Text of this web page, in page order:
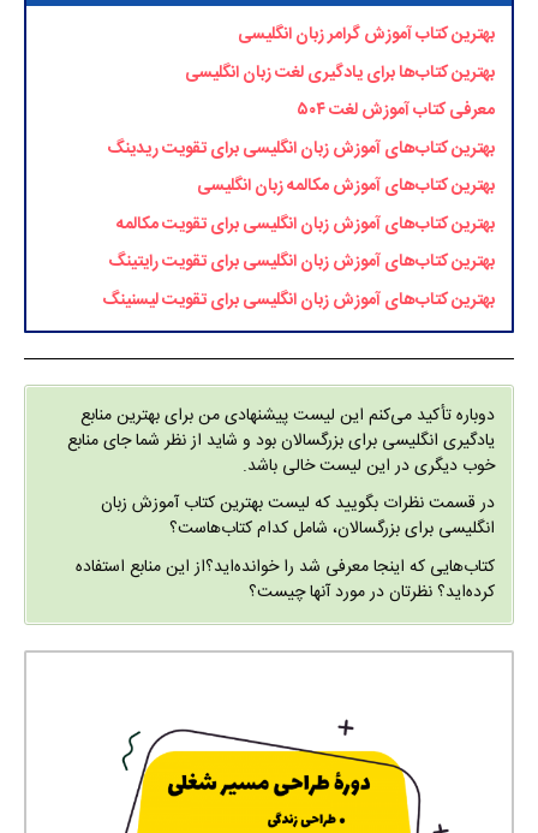
بهترین کتاب آموزش گرامر زبان انگلیسی
بهترین کتاب‌ها برای یادگیری لغت زبان انگلیسی
معرفی کتاب آموزش لغت ۵۰۴
بهترین کتاب‌های آموزش زبان انگلیسی برای تقویت ریدینگ
بهترین کتاب‌های آموزش مکالمه زبان انگلیسی
بهترین کتاب‌های آموزش زبان انگلیسی برای تقویت مکالمه
بهترین کتاب‌های آموزش زبان انگلیسی برای تقویت رایتینگ
بهترین کتاب‌های آموزش زبان انگلیسی برای تقویت لیسنینگ
دوباره تأکید می‌کنم این لیست پیشنهادی من برای بهترین منابع
یادگیری انگلیسی برای بزرگسالان بود و شاید از نظر شما جای منابع
خوب دیگری در این لیست خالی باشد.
در قسمت نظرات بگویید که لیست بهترین کتاب آموزش زبان
انگلیسی برای بزرگسالان، شامل کدام کتاب‌هاست؟
کتاب‌هایی که اینجا معرفی شد را خوانده‌اید؟از این منابع استفاده
کرده‌اید؟ نظرتان در مورد آنها چیست؟